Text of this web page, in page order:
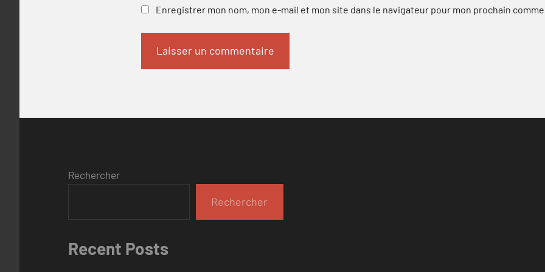
Enregistrer mon nom, mon e-mail et mon site dans le navigateur pour mon prochain
Rechercher
Rechercher
Recent Posts